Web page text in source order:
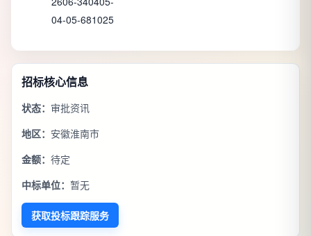
04-05-681025
招标核心信息
状态： 审批资讯
地区： 安徽淮南市
金额： 待定
中标单位： 暂无
获取投标跟踪服务